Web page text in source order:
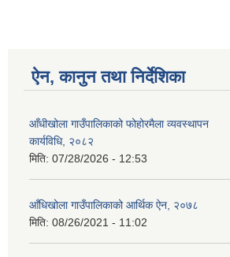
ऐन, कानुन तथा निर्देशिका
आँधीखोला गाउँपालिकाको फोहोरमैला व्यवस्थापन
कार्यविधि, २०८२
मिति: 07/28/2026 - 12:53
आँधिखोला गाउँपालिकाको आर्थिक ऐन, २०७८
मिति: 08/26/2021 - 11:02